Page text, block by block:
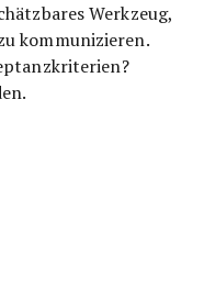
Werkzeug,
kommunizieren.